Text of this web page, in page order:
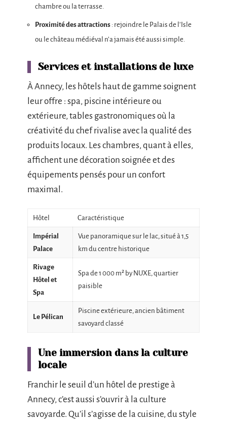
chambre ou la terrasse.
Proximité des attractions : rejoindre le Palais de l’Isle
ou le château médiéval n’a jamais été aussi simple.
Services et installations de luxe
À Annecy, les hôtels haut de gamme soignent
leur offre : spa, piscine intérieure ou
extérieure, tables gastronomiques où la
créativité du chef rivalise avec la qualité des
produits locaux. Les chambres, quant à elles,
affichent une décoration soignée et des
équipements pensés pour un confort
maximal.
Hôtel Caractéristique
Impérial
Palace
Vue panoramique sur le lac, situé à 1,5
km du centre historique
Rivage
Hôtel et
Spa
Spa de 1 000 m² by NUXE, quartier
paisible
Le Pélican
Piscine extérieure, ancien bâtiment
savoyard classé
Une immersion dans la culture
locale
Franchir le seuil d’un hôtel de prestige à
Annecy, c’est aussi s’ouvrir à la culture
savoyarde. Qu’il s’agisse de la cuisine, du style